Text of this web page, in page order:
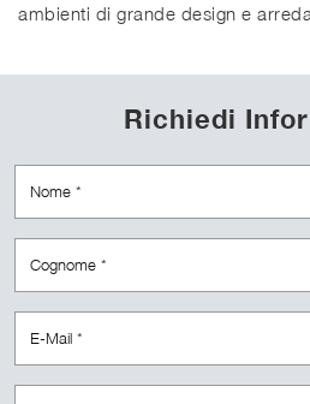
ambienti di grande design e
Richiedi